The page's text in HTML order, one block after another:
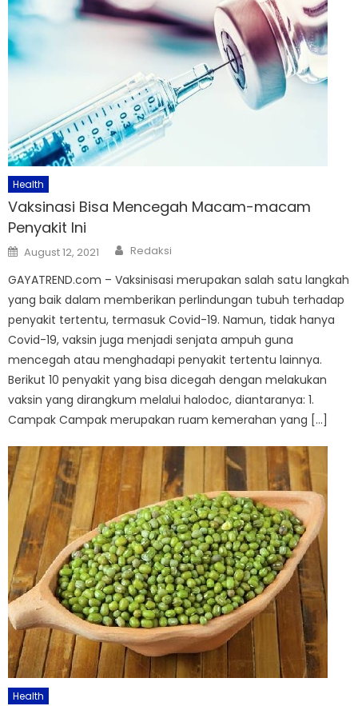
Health
Vaksinasi Bisa Mencegah Macam-macam
Penyakit Ini
Posted
on
August 12, 2021 Author
Redaksi
GAYATREND.com – Vaksinisasi merupakan salah satu langkah
yang baik dalam memberikan perlindungan tubuh terhadap
penyakit tertentu, termasuk Covid-19. Namun, tidak hanya
Covid-19, vaksin juga menjadi senjata ampuh guna
mencegah atau menghadapi penyakit tertentu lainnya.
Berikut 10 penyakit yang bisa dicegah dengan melakukan
vaksin yang dirangkum melalui halodoc, diantaranya: 1.
Campak Campak merupakan ruam kemerahan yang […]
Health